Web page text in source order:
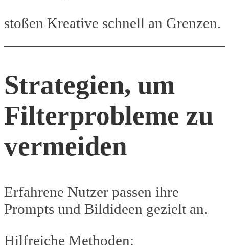
stoßen Kreative schnell an Grenzen.
Strategien, um
Filterprobleme zu
vermeiden
Erfahrene Nutzer passen ihre
Prompts und Bildideen gezielt an.
Hilfreiche Methoden: